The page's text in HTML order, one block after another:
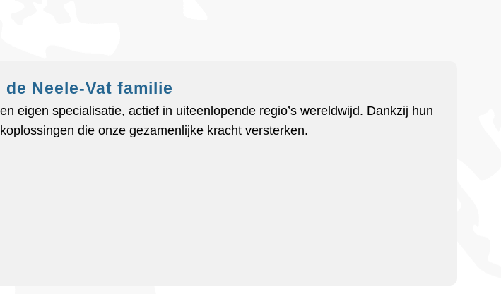
Neele-Vat familie
eigen specialisatie, actief in uiteenlopende regio’s wereldwijd. Dankzij hun
die onze gezamenlijke kracht versterken.